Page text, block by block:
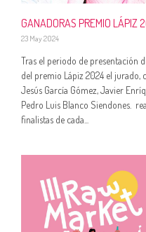
GANADORAS PREMIO LÁPIZ
23 May 2024
Tras el periodo de presentación
del premio Lápiz 2024 el jurado,
Jesús García Gómez, Javier
Pedro Luis Blanco Siendones.
finalistas de cada...